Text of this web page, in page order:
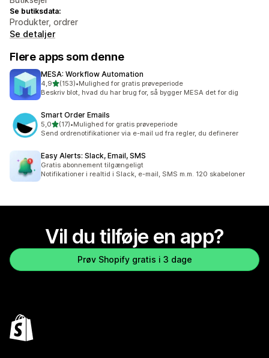
Se butiksdata:
Produkter, ordrer
Se detaljer
Flere apps som denne
MESA: Workflow Automation
4,9ud af 5 stjerner
(153)
153 anmeldelser i alt
•Mulighed for gratis prøveperiode
Beskriv blot, hvad du har brug for, så bygger MESA det for dig
Smart Order Emails
5,0ud af 5 stjerner
(17)
17 anmeldelser i alt
•Mulighed for gratis prøveperiode
Send ordrenotifikationer via e-mail ud fra regler, du definerer
Easy Alerts: Slack, Email, SMS
Gratis abonnement tilgængeligt
Notifikationer i realtid i Slack, e-mail, SMS m.m. 120 skabeloner
Vil du tilføje en app?
Prøv Shopify gratis i 3 dage